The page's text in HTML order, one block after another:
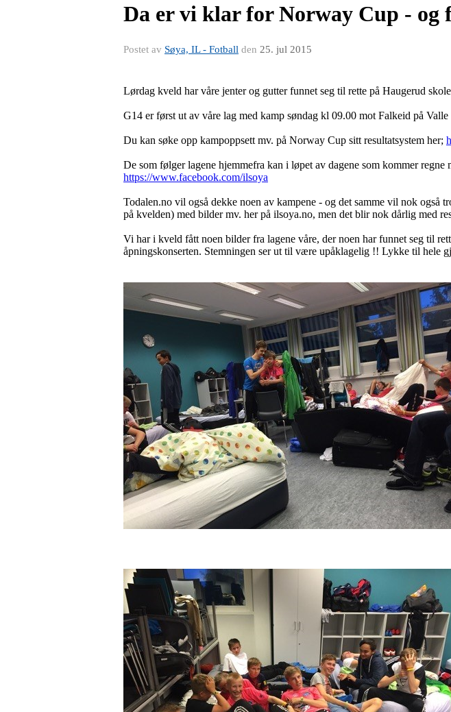
Da er vi klar for Norway Cup - og
Postet av Søya, IL - Fotball den 25. jul 2015
Lørdag kveld har våre jenter og gutter funnet seg til rette på Haugerud
G14 er først ut av våre lag med kamp søndag kl 09.00 mot Falkeid på
Du kan søke opp kampoppsett mv. på Norway Cup sitt resultatsystem her;
De som følger lagene hjemmefra kan i løpet av dagene som kommer
https://www.facebook.com/ilsoya
Todalen.no vil også dekke noen av kampene - og det samme vil nok
på kvelden) med bilder mv. her på ilsoya.no, men det blir nok dårlig med
Vi har i kveld fått noen bilder fra lagene våre, der noen har funnet seg til
åpningskonserten. Stemningen ser ut til være upåklagelig !! Lykke til hele